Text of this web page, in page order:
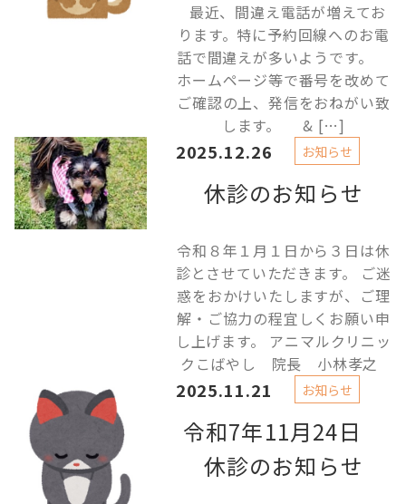
最近、間違え電話が増えてお
ります。特に予約回線へのお電
話で間違えが多いようです。
ホームページ等で番号を改めて
ご確認の上、発信をおねがい致
します。 & […]
休診のお知らせ
2025.12.26 お知らせ
令和８年１月１日から３日は休
診とさせていただきます。 ご迷
惑をおかけいたしますが、ご理
解・ご協力の程宜しくお願い申
し上げます。 アニマルクリニッ
クこばやし 院長 小林孝之
令和7年11月24日
休診のお知らせ
2025.11.21 お知らせ